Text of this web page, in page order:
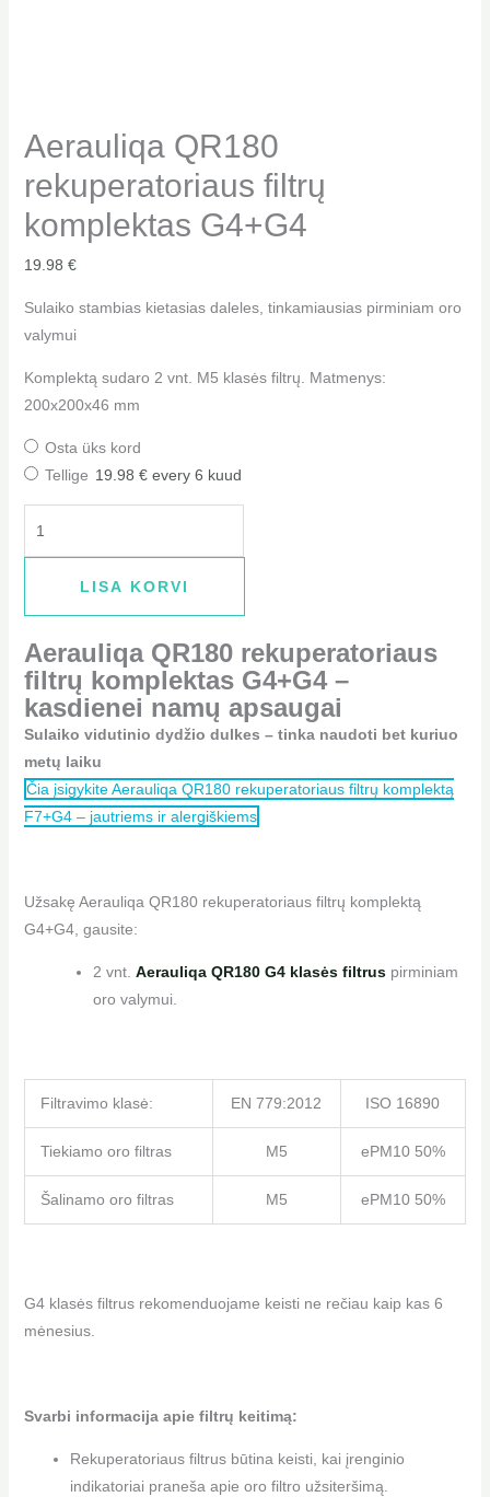
Aerauliqa QR180
rekuperatoriaus filtrų
komplektas G4+G4
19.98 €
Sulaiko stambias kietasias daleles, tinkamiausias pirminiam oro
valymui
Komplektą sudaro 2 vnt. M5 klasės filtrų. Matmenys:
200x200x46 mm
Osta üks kord
Tellige 19.98€ every 6 kuud
LISA KORVI
Aerauliqa QR180 rekuperatoriaus
filtrų komplektas G4+G4 –
kasdienei namų apsaugai
Sulaiko vidutinio dydžio dulkes – tinka naudoti bet kuriuo
metų laiku
Čia įsigykite Aerauliqa QR180 rekuperatoriaus filtrų komplektą
F7+G4 – jautriems ir alergiškiems
Užsakę Aerauliqa QR180 rekuperatoriaus filtrų komplektą
G4+G4, gausite:
2 vnt. Aerauliqa QR180 G4 klasės filtruspirminiam
oro valymui.
Filtravimo klasė: EN 779:2012 ISO 16890
Tiekiamo oro filtras M5 ePM10 50%
Šalinamo oro filtras M5 ePM10 50%
G4 klasės filtrus rekomenduojame keisti ne rečiau kaip kas 6
mėnesius.
Svarbi informacija apie filtrų keitimą:
Rekuperatoriaus filtrus būtina keisti, kai įrenginio
indikatoriai praneša apie oro filtro užsiteršimą.